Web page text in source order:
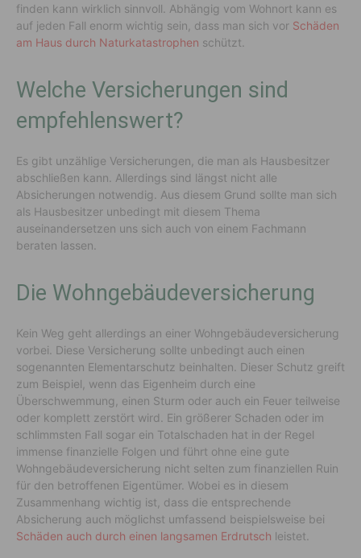
finden kann wirklich sinnvoll. Abhängig vom Wohnort kann es
auf jeden Fall enorm wichtig sein, dass man sich vor Schäden
am Haus durch Naturkatastrophen schützt.
Welche Versicherungen sind
empfehlenswert?
Es gibt unzählige Versicherungen, die man als Hausbesitzer
abschließen kann. Allerdings sind längst nicht alle
Absicherungen notwendig. Aus diesem Grund sollte man sich
als Hausbesitzer unbedingt mit diesem Thema
auseinandersetzen uns sich auch von einem Fachmann
beraten lassen.
Die Wohngebäudeversicherung
Kein Weg geht allerdings an einer Wohngebäudeversicherung
vorbei. Diese Versicherung sollte unbedingt auch einen
sogenannten Elementarschutz beinhalten. Dieser Schutz greift
zum Beispiel, wenn das Eigenheim durch eine
Überschwemmung, einen Sturm oder auch ein Feuer teilweise
oder komplett zerstört wird. Ein größerer Schaden oder im
schlimmsten Fall sogar ein Totalschaden hat in der Regel
immense finanzielle Folgen und führt ohne eine gute
Wohngebäudeversicherung nicht selten zum finanziellen Ruin
für den betroffenen Eigentümer. Wobei es in diesem
Zusammenhang wichtig ist, dass die entsprechende
Absicherung auch möglichst umfassend beispielsweise bei
Schäden auch durch einen langsamen Erdrutsch leistet.